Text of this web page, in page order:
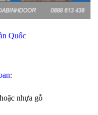
Quốc
:
nhựa gỗ